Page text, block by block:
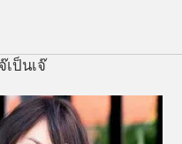
เป็นเจ๊